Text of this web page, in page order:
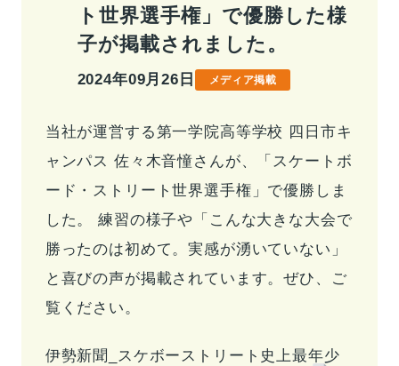
高校・大学事業
カンパニー
学習塾事業
カンパニー
キャリア支援事業
カンパニー制度
企業情報
企業情報トップ
会社概要
お問い合わせトップ
採用情報
IR・サステナビリティ
ト世界選手権」で優勝した様
子が掲載されました。
2024年09月26日 メディア掲載
当社が運営する第一学院高等学校 四日市キ
ャンパス 佐々木音憧さんが、「スケートボ
ード・ストリート世界選手権」で優勝しま
した。 練習の様子や「こんな大きな大会で
勝ったのは初めて。実感が湧いていない」
と喜びの声が掲載されています。ぜひ、ご
覧ください。
伊勢新聞_スケボーストリート史上最年少